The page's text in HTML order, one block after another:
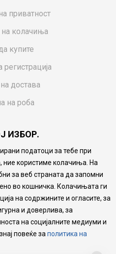
приватност
колачиња
купите
регистрација
достава
на роба
Finder
попрецизни во описот на
на слики и цени, но не
сите информации се
Сите производи се дел од
дека мора да се
секој момент.
ИЗБОР.
податоци за тебе при
ние користиме колачиња. На
за веб страната да запомни
во кошничка. Колачињата ги
на содржините и огласите, за
и доверлива, за
на социјалните медиуми и
повеќе за политика на